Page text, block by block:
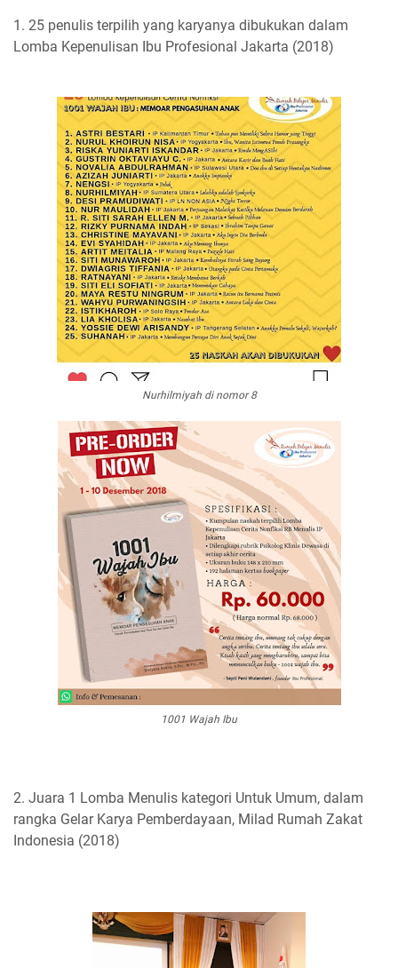
1. 25 penulis terpilih yang karyanya dibukukan dalam
Lomba Kepenulisan Ibu Profesional Jakarta (2018)
Nurhilmiyah di nomor 8
1001 Wajah Ibu
2. Juara 1 Lomba Menulis kategori Untuk Umum, dalam
rangka Gelar Karya Pemberdayaan, Milad Rumah Zakat
Indonesia (2018)